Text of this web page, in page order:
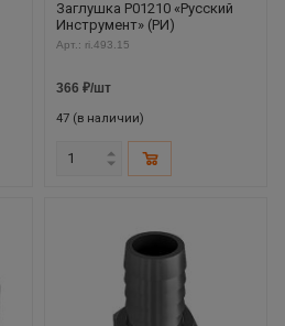
Заглушка P01210 «Русский
Инструмент» (РИ)
Арт.: ri.493.15
366 ₽/шт
47 (в наличии)